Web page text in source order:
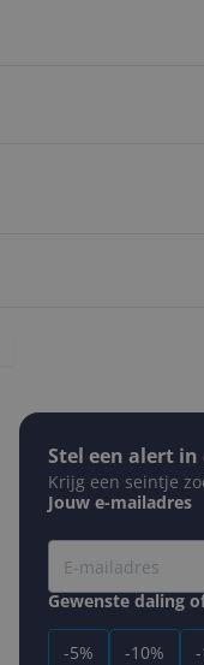
Stel een alert
Krijg een seintje
Jouw e-mailadres
Gewenste daling
-5% -10%